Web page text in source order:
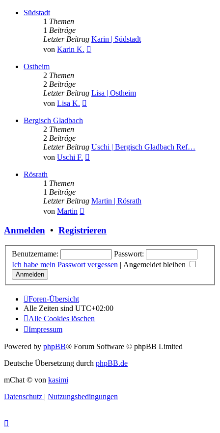
Südstadt
1 Themen
1 Beiträge
Letzter Beitrag Karin | Südstadt
von Karin K.
Ostheim
2 Themen
2 Beiträge
Letzter Beitrag Lisa | Ostheim
von Lisa K.
Bergisch Gladbach
2 Themen
2 Beiträge
Letzter Beitrag Uschi | Bergisch Gladbach Ref…
von Uschi F.
Rösrath
1 Themen
1 Beiträge
Letzter Beitrag Martin | Rösrath
von Martin
Anmelden • Registrieren
Benutzername:
Passwort:
Ich habe mein Passwort vergessen | Angemeldet bleiben
Foren-Übersicht
Alle Zeiten sind UTC+02:00
Alle Cookies löschen
Impressum
Powered by phpBB® Forum Software © phpBB Limited
Deutsche Übersetzung durch phpBB.de
mChat © von kasimi
Datenschutz | Nutzungsbedingungen